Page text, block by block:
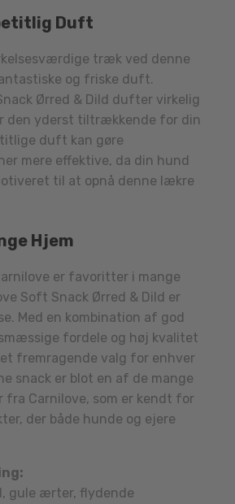
Duft
træk ved denne
og friske duft.
Ørred & Dild dufter virkelig
den yderst tiltrækkende for din
duft kan gøre
mere effektive, da din hund
til at opnå denne lækre
Hjem
er favoritter i mange
Soft Snack Ørred & Dild er
Med en kombination af god
fordele og høj kvalitet
fremragende valg for enhver
snack er blot en af de mange
fra Carnilove, som er kendt for
der både hunde og ejere
gule ærter, flydende